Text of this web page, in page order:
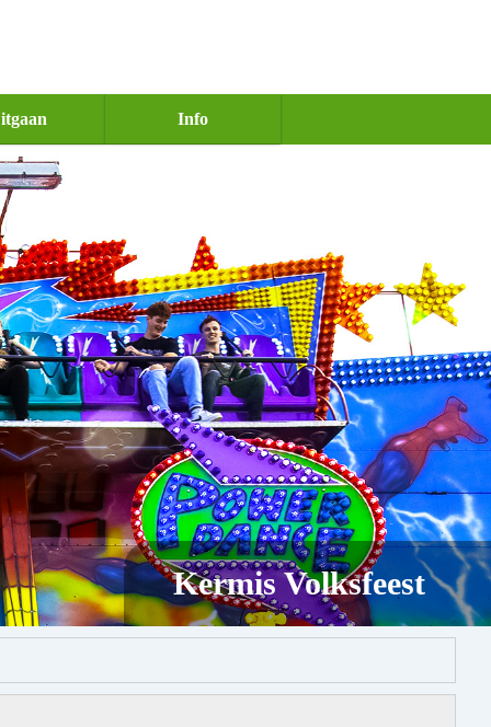
Info
Kermis Volksfeest